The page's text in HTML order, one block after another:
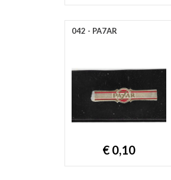
042 - PA7AR
€ 0,10